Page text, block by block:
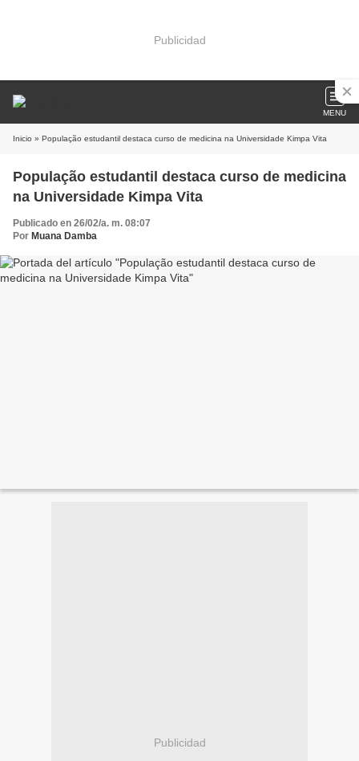
Publicidad
MENU
Inicio » População estudantil destaca curso de medicina na Universidade Kimpa Vita
População estudantil destaca curso de medicina
na Universidade Kimpa Vita
Publicado en 26/02/a. m. 08:07
Por Muana Damba
Publicidad